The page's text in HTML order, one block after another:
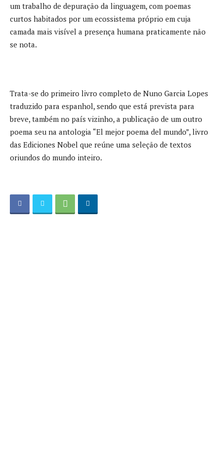
um trabalho de depuração da linguagem, com poemas
curtos habitados por um ecossistema próprio em cuja
camada mais visível a presença humana praticamente não
se nota.
Trata-se do primeiro livro completo de Nuno Garcia Lopes
traduzido para espanhol, sendo que está prevista para
breve, também no país vizinho, a publicação de um outro
poema seu na antologia “El mejor poema del mundo”, livro
das Ediciones Nobel que reúne uma seleção de textos
oriundos do mundo inteiro.